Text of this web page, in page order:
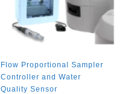
Flow Proportional Sampler
Controller and Water
Quality Sensor